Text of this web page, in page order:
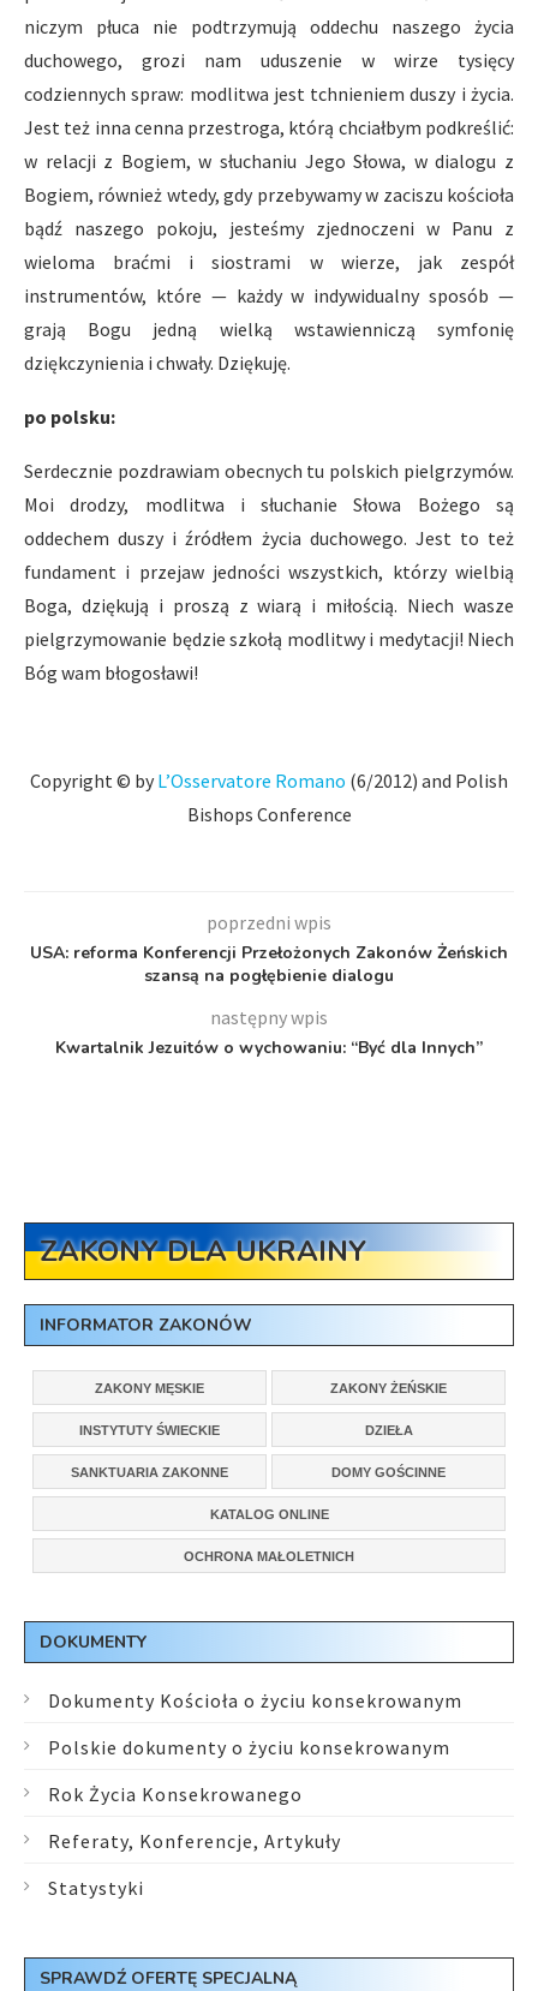
niczym płuca nie podtrzymują oddechu naszego życia
duchowego, grozi nam uduszenie w wirze tysięcy
codziennych spraw: modlitwa jest tchnieniem duszy i życia.
Jest też inna cenna przestroga, którą chciałbym podkreślić:
w relacji z Bogiem, w słuchaniu Jego Słowa, w dialogu z
Bogiem, również wtedy, gdy przebywamy w zaciszu kościoła
bądź naszego pokoju, jesteśmy zjednoczeni w Panu z
wieloma braćmi i siostrami w wierze, jak zespół
instrumentów, które — każdy w indywidualny sposób —
grają Bogu jedną wielką wstawienniczą symfonię
dziękczynienia i chwały. Dziękuję.
po polsku:
Serdecznie pozdrawiam obecnych tu polskich pielgrzymów.
Moi drodzy, modlitwa i słuchanie Słowa Bożego są
oddechem duszy i źródłem życia duchowego. Jest to też
fundament i przejaw jedności wszystkich, którzy wielbią
Boga, dziękują i proszą z wiarą i miłością. Niech wasze
pielgrzymowanie będzie szkołą modlitwy i medytacji! Niech
Bóg wam błogosławi!
Copyright © by L’Osservatore Romano (6/2012) and Polish
Bishops Conference
poprzedni wpis
USA: reforma Konferencji Przełożonych Zakonów Żeńskich
szansą na pogłębienie dialogu
następny wpis
Kwartalnik Jezuitów o wychowaniu: “Być dla Innych”
ZAKONY DLA UKRAINY
INFORMATOR ZAKONÓW
ZAKONY MĘSKIE ZAKONY ŻEŃSKIE
INSTYTUTY ŚWIECKIE DZIEŁA
SANKTUARIA ZAKONNE DOMY GOŚCINNE
KATALOG ONLINE
OCHRONA MAŁOLETNICH
DOKUMENTY
Dokumenty Kościoła o życiu konsekrowanym
Polskie dokumenty o życiu konsekrowanym
Rok Życia Konsekrowanego
Referaty, Konferencje, Artykuły
Statystyki
SPRAWDŹ OFERTĘ SPECJALNĄ